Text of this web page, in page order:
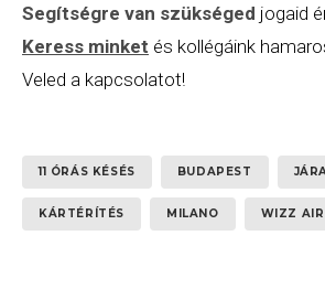
Segítségre van szükséged jogaid
Keress minket és kollégáink
Veled a kapcsolatot!
11 ÓRÁS KÉSÉS BUDAPEST
KÁRTÉRÍTÉS MILANO WIZZ AIR